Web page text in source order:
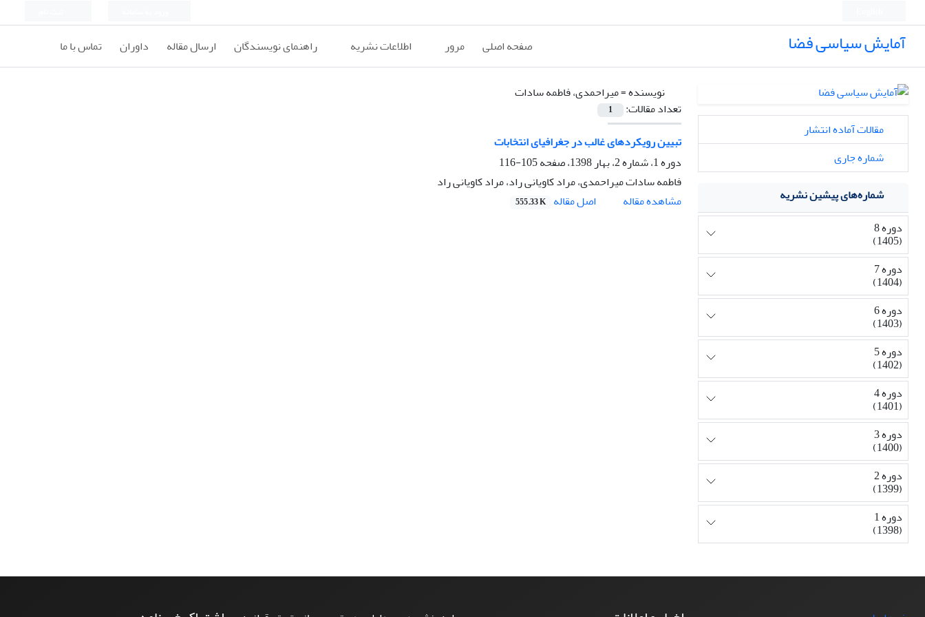
آمایش سیاسی فضا صفحه اصلی مرور اطلاعات نشریه راهنمای نویسندگان ارسال مقاله داوران تماس با ما
نویسنده =میراحمدی، فاطمه سادات
تعداد مقالات:
1
تبیین رویکردهای غالب در جغرافیای انتخابات
دوره 1، شماره 2، بهار 1398، صفحه
105-116
فاطمه سادات میراحمدی، مراد کاویانی راد، مراد کاویانی راد
مشاهده مقاله
اصل مقاله 555.33 K
مقالات آماده انتشار
شماره جاری
شماره‌های پیشین نشریه
دوره 8
(1405)
دوره 7
(1404)
دوره 6
(1403)
دوره 5
(1402)
دوره 4
(1401)
دوره 3
(1400)
دوره 2
(1399)
دوره 1
(1398)